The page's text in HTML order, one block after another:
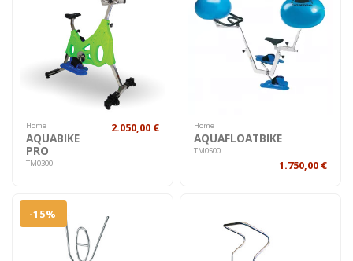
Home
AQUABIKE
PRO
TM0300
2.050,00 € Home
AQUAFLOATBIKE
TM0500
1.750,00 €
-15%